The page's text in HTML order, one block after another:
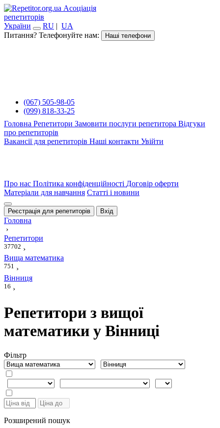
Асоціація
репетиторів
України
RU | UA
Питання? Телефонуйте нам:
Наші телефони
(067) 505-98-05
(099) 818-33-25
Головна Репетитори Замовити послуги репетитора Відгуки
про репетиторів
Вакансії для репетиторів Наші контакти Увійти
Про нас Політика конфіденційності Договір оферти
Матеріали для навчання Статті і новини
Реєстрація для репетиторів Вхід
Головна
›
Репетитори
37702 ›
Вища математика
751 ›
Вінниця
16 ›
Репетитори з вищої
математики у Вінниці
Фiльтр
Розширений пошук